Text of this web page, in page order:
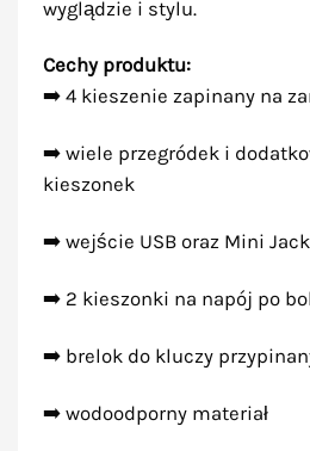
wyglądzie i stylu.
Cechy produktu:
➡️ 4 kieszenie zapinany na
➡️ wiele przegródek i
kieszonek
➡️ wejście USB oraz Mini Jack
➡️ 2 kieszonki na napój po
➡️ brelok do kluczy
➡️ wodoodporny materiał